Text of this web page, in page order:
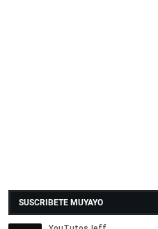
SUSCRIBETE MUYAYO